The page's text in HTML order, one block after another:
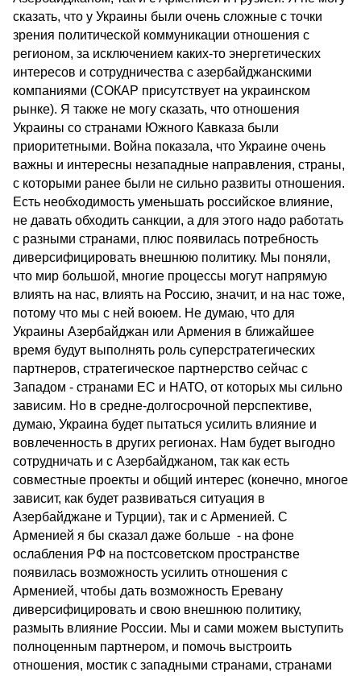
сказать, что у Украины были очень сложные с точки
зрения политической коммуникации отношения с
регионом, за исключением каких-то энергетических
интересов и сотрудничества с азербайджанскими
компаниями (СОКАР присутствует на украинском
рынке). Я также не могу сказать, что отношения
Украины со странами Южного Кавказа были
приоритетными. Война показала, что Украине очень
важны и интересны незападные направления, страны,
с которыми ранее были не сильно развиты отношения.
Есть необходимость уменьшать российское влияние,
не давать обходить санкции, а для этого надо работать
с разными странами, плюс появилась потребность
диверсифицировать внешнюю политику. Мы поняли,
что мир большой, многие процессы могут напрямую
влиять на нас, влиять на Россию, значит, и на нас тоже,
потому что мы с ней воюем. Не думаю, что для
Украины Азербайджан или Армения в ближайшее
время будут выполнять роль суперстратегических
партнеров, стратегическое партнерство сейчас с
Западом - странами ЕС и НАТО, от которых мы сильно
зависим. Но в средне-долгосрочной перспективе,
думаю, Украина будет пытаться усилить влияние и
вовлеченность в других регионах. Нам будет выгодно
сотрудничать и с Азербайджаном, так как есть
совместные проекты и общий интерес (конечно, многое
зависит, как будет развиваться ситуация в
Азербайджане и Турции), так и с Арменией. С
Арменией я бы сказал даже больше - на фоне
ослабления РФ на постсоветском пространстве
появилась возможность усилить отношения с
Арменией, чтобы дать возможность Еревану
диверсифицировать и свою внешнюю политику,
размыть влияние России. Мы и сами можем выступить
полноценным партнером, и помочь выстроить
отношения, мостик с западными странами, странами